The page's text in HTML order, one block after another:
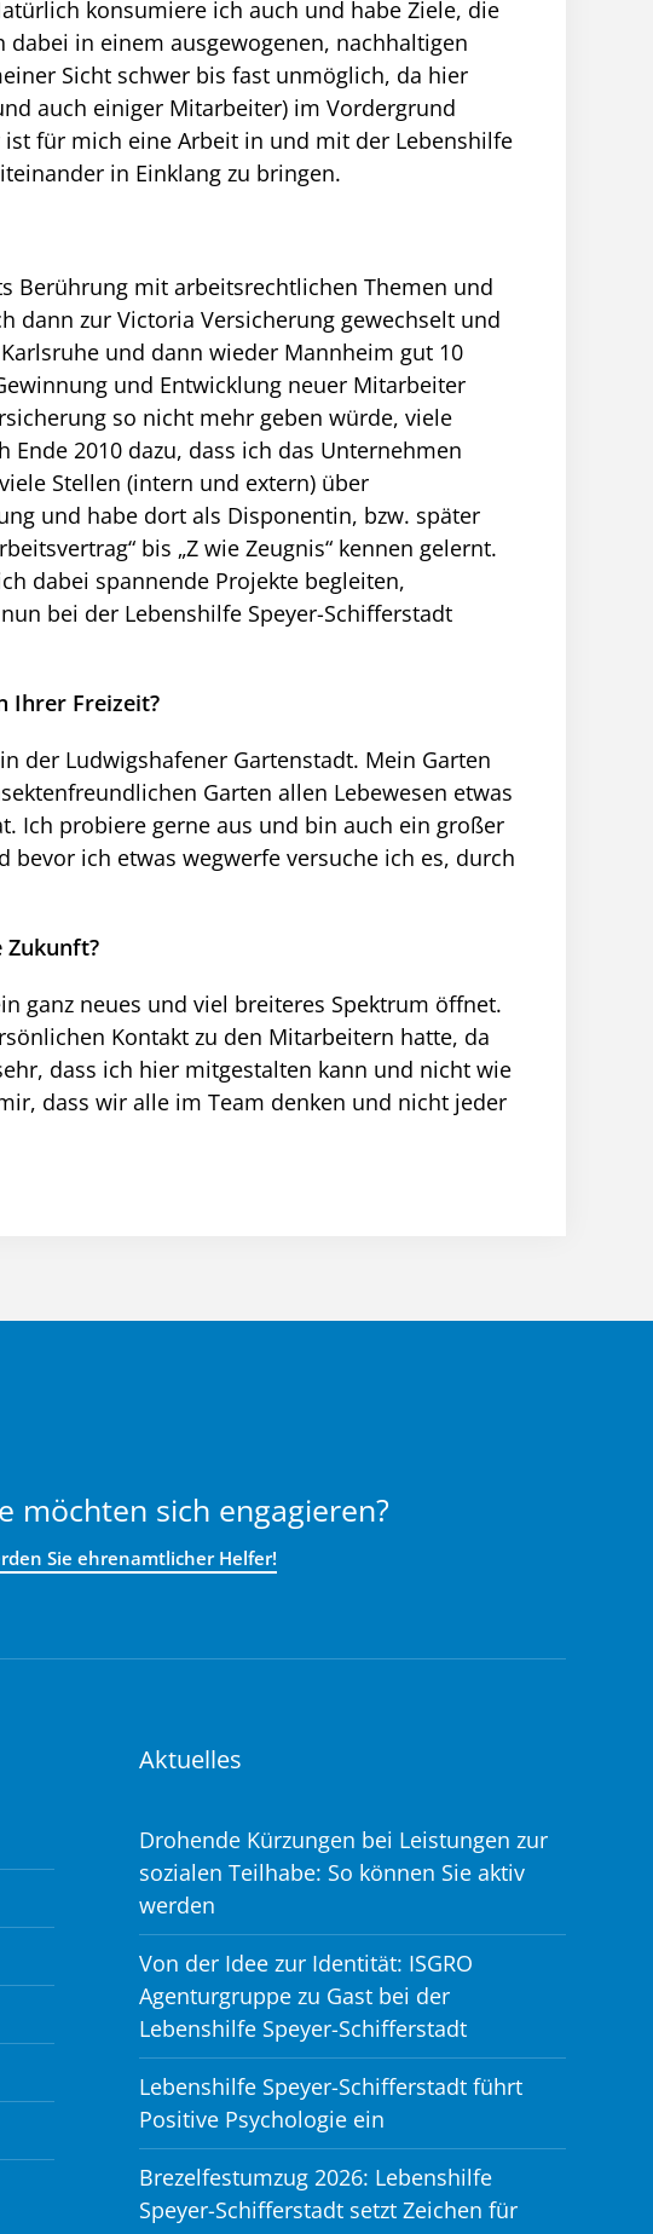
konsumiere ich auch und habe Ziele, die
in einem ausgewogenen, nachhaltigen
Sicht schwer bis fast unmöglich, da hier
auch einiger Mitarbeiter) im Vordergrund
für mich eine Arbeit in und mit der Lebenshilfe
in Einklang zu bringen.
Berührung mit arbeitsrechtlichen Themen und
dann zur Victoria Versicherung gewechselt und
und dann wieder Mannheim gut 10
und Entwicklung neuer Mitarbeiter
so nicht mehr geben würde, viele
2010 dazu, dass ich das Unternehmen
Stellen (intern und extern) über
und habe dort als Disponentin, bzw. später
bis „Z wie Zeugnis“ kennen gelernt.
dabei spannende Projekte begleiten,
bei der Lebenshilfe Speyer-Schifferstadt
Ihrer Freizeit?
der Ludwigshafener Gartenstadt. Mein Garten
Garten allen Lebewesen etwas
Ich probiere gerne aus und bin auch ein großer
bevor ich etwas wegwerfe versuche ich es, durch
Zukunft?
ganz neues und viel breiteres Spektrum öffnet.
Kontakt zu den Mitarbeitern hatte, da
dass ich hier mitgestalten kann und nicht wie
dass wir alle im Team denken und nicht jeder
möchten sich engagieren?
Sie ehrenamtlicher Helfer!
Aktuelles
Drohende Kürzungen bei Leistungen zur
sozialen Teilhabe: So können Sie aktiv
werden
Von der Idee zur Identität: ISGRO
Agenturgruppe zu Gast bei der
Lebenshilfe Speyer-Schifferstadt
Lebenshilfe Speyer-Schifferstadt führt
Positive Psychologie ein
Brezelfestumzug 2026: Lebenshilfe
Speyer-Schifferstadt setzt Zeichen für